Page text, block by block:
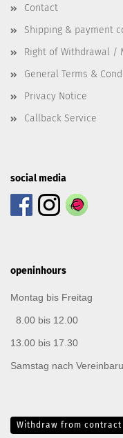
Contact
Shipping & payment
Right of Withdrawal /
General Terms &
Privacy Notice
Callback Service
social media
openinhours
Montag bis Freitag
8.00 bis 12.00
13.00 bis 17.30
Samstag nach
Withdraw from contract